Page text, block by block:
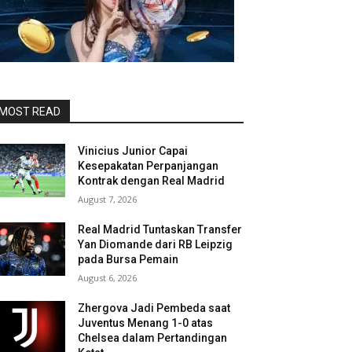
READ
Vinicius Junior Capai
Kesepakatan Perpanjangan
Kontrak dengan Real Madrid
August 7, 2026
Real Madrid Tuntaskan Transfer
Yan Diomande dari RB Leipzig
pada Bursa Pemain
August 6, 2026
Zhergova Jadi Pembeda saat
Juventus Menang 1-0 atas
Chelsea dalam Pertandingan